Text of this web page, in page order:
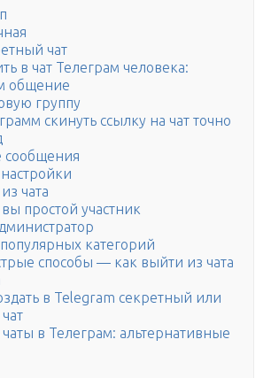
чат
в чат Телеграм человека:
общение
группу
скинуть ссылку на чат точно
сообщения
чата
простой участник
категорий
способы — как выйти из чата
в Telegram секретный или
чаты в Телеграм: альтернативные